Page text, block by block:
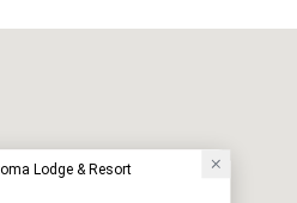
Lodge & Resort